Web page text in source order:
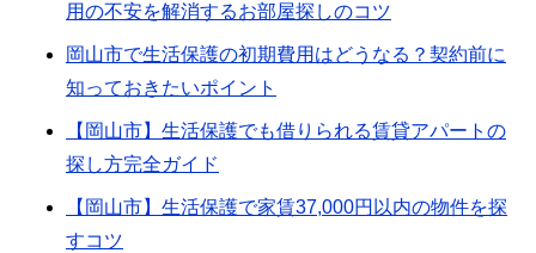
用の不安を解消するお部屋探しのコツ
岡山市で生活保護の初期費用はどうなる？契約前に
知っておきたいポイント
【岡山市】生活保護でも借りられる賃貸アパートの
探し方完全ガイド
【岡山市】生活保護で家賃37,000円以内の物件を探
すコツ